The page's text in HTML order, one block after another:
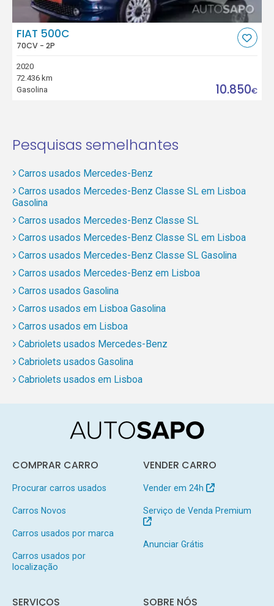
FIAT 500C
70CV - 2P
2020
72.436 km
Gasolina
10.850€
Pesquisas semelhantes
Carros usados Mercedes-Benz
Carros usados Mercedes-Benz Classe SL em Lisboa
Gasolina
Carros usados Mercedes-Benz Classe SL
Carros usados Mercedes-Benz Classe SL em Lisboa
Carros usados Mercedes-Benz Classe SL Gasolina
Carros usados Mercedes-Benz em Lisboa
Carros usados Gasolina
Carros usados em Lisboa Gasolina
Carros usados em Lisboa
Cabriolets usados Mercedes-Benz
Cabriolets usados Gasolina
Cabriolets usados em Lisboa
COMPRAR CARRO
Procurar carros usados
Carros Novos
Carros usados por marca
Carros usados por
localização
VENDER CARRO
Vender em 24h
Serviço de Venda Premium
Anunciar Grátis
SERVIÇOS SOBRE NÓS